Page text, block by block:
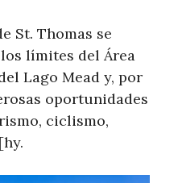
St. Thomas se
límites del Área
Lago Mead y, por
oportunidades
ciclismo,